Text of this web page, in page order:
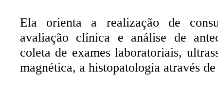
Ela orienta a realização de
avaliação clínica e análise de
coleta de exames laboratoriais,
magnética, a histopatologia através